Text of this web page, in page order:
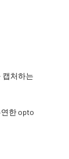
캡처하는
한 opto